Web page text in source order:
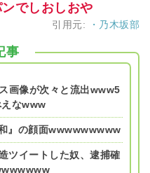
でしおしおや
引用元: ・乃木坂部
事
画像が次々と流出www5
なwww
』の顔面wwwwwwwww
ツイートした奴、逮捕確